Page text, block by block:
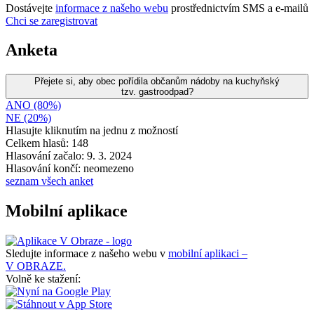
Dostávejte informace z našeho webu prostřednictvím SMS a e-mailů
Chci se zaregistrovat
Anketa
Přejete si, aby obec pořídila občanům nádoby na kuchyňský
tzv. gastroodpad?
ANO (80%)
NE (20%)
Hlasujte kliknutím na jednu z možností
Celkem hlasů: 148
Hlasování začalo: 9. 3. 2024
Hlasování končí: neomezeno
seznam všech anket
Mobilní aplikace
Sledujte informace z našeho webu v mobilní aplikaci –
V OBRAZE.
Volně ke stažení: